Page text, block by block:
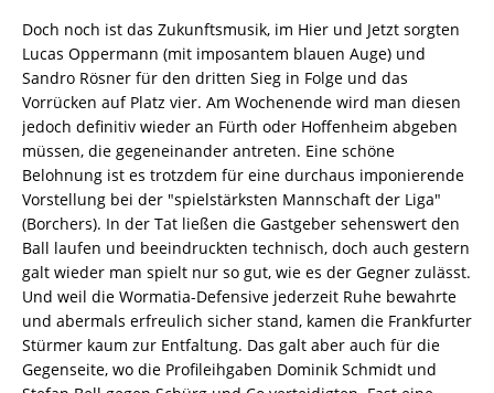
Doch noch ist das Zukunftsmusik, im Hier und Jetzt sorgten
Lucas Oppermann (mit imposantem blauen Auge) und
Sandro Rösner für den dritten Sieg in Folge und das
Vorrücken auf Platz vier. Am Wochenende wird man diesen
jedoch definitiv wieder an Fürth oder Hoffenheim abgeben
müssen, die gegeneinander antreten. Eine schöne
Belohnung ist es trotzdem für eine durchaus imponierende
Vorstellung bei der "spielstärksten Mannschaft der Liga"
(Borchers). In der Tat ließen die Gastgeber sehenswert den
Ball laufen und beeindruckten technisch, doch auch gestern
galt wieder man spielt nur so gut, wie es der Gegner zulässt.
Und weil die Wormatia-Defensive jederzeit Ruhe bewahrte
und abermals erfreulich sicher stand, kamen die Frankfurter
Stürmer kaum zur Entfaltung. Das galt aber auch für die
Gegenseite, wo die Profileihgaben Dominik Schmidt und